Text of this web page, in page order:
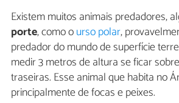
Existem muitos animais predadores,
porte, como ourso polar,
predador do mundo de superfície
medir 3 metros de altura se ficar
traseiras. Esse animal que habita no
principalmente de focas e peixes.